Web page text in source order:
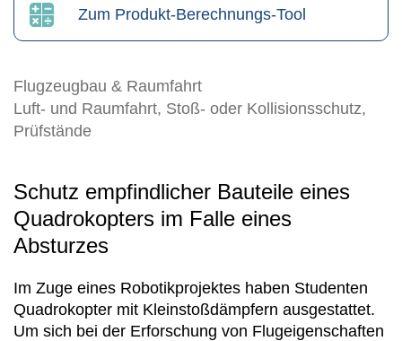
Zum Produkt-Berechnungs-Tool
Flugzeugbau & Raumfahrt
Luft- und Raumfahrt, Stoß- oder Kollisionsschutz,
Prüfstände
Schutz empfindlicher Bauteile eines
Quadrokopters im Falle eines
Absturzes
Im Zuge eines Robotikprojektes haben Studenten
Quadrokopter mit Kleinstoßdämpfern ausgestattet.
Um sich bei der Erforschung von Flugeigenschaften